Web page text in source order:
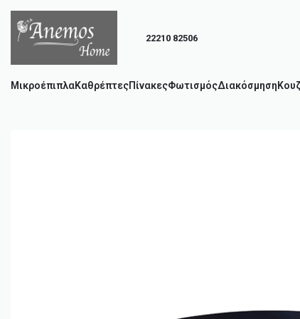
22210 82506
ΜικροέπιπλαΚαθρέπτεςΠίνακεςΦωτισμόςΔιακόσμηση